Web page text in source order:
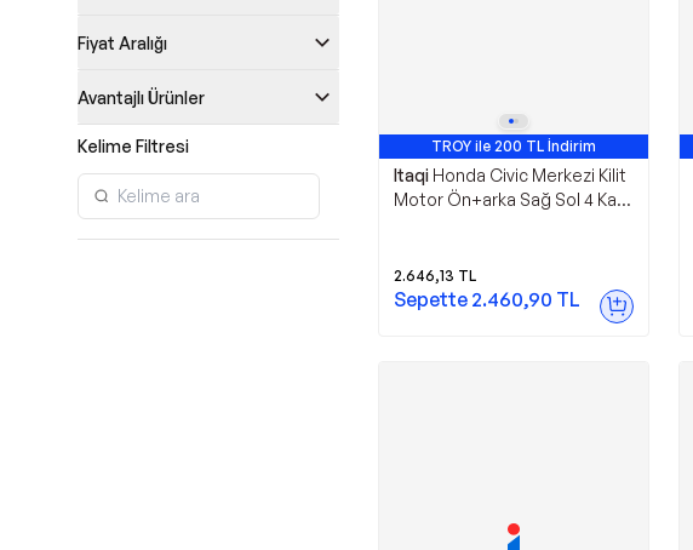
Fiyat Aralığı
Avantajlı Ürünler
Kelime Filtresi TROY ile 200 TL İndirim
Itaqi Honda Civic Merkezi Kilit
Motor Ön+arka Sağ Sol 4 Kapı
2.646,13 TL
Sepette 2.460,90 TL